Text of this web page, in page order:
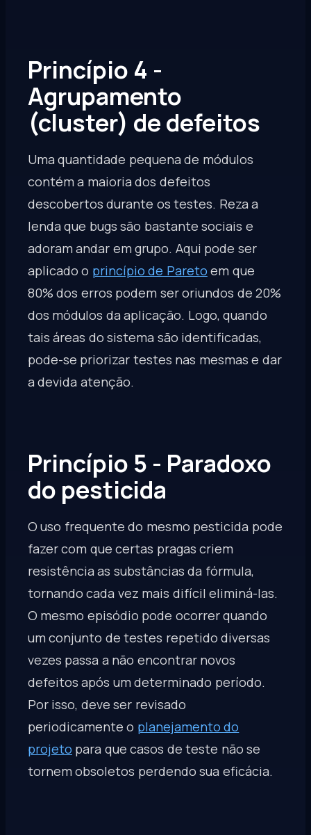
Princípio 4 -
Agrupamento
(cluster) de defeitos
Uma quantidade pequena de módulos
contém a maioria dos defeitos
descobertos durante os testes. Reza a
lenda que bugs são bastante sociais e
adoram andar em grupo. Aqui pode ser
aplicado o princípio de Pareto em que
80% dos erros podem ser oriundos de 20%
dos módulos da aplicação. Logo, quando
tais áreas do sistema são identificadas,
pode-se priorizar testes nas mesmas e dar
a devida atenção.
Princípio 5 - Paradoxo
do pesticida
O uso frequente do mesmo pesticida pode
fazer com que certas pragas criem
resistência as substâncias da fórmula,
tornando cada vez mais difícil eliminá-las.
O mesmo episódio pode ocorrer quando
um conjunto de testes repetido diversas
vezes passa a não encontrar novos
defeitos após um determinado período.
Por isso, deve ser revisado
periodicamente o planejamento do
projeto para que casos de teste não se
tornem obsoletos perdendo sua eficácia.